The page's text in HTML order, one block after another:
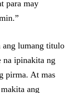
para may
ang lumang titulo
na ipinakita ng
pirma. At mas
ang